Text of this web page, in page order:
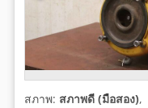
สภาพ: สภาพดี (มือสอง),